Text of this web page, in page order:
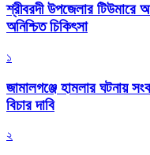
শ্রীবরদী উপজেলার টিউমারে
অনিশ্চিত চিকিৎসা
১
জামালগঞ্জে হামলার ঘটনায়
বিচার দাবি
২